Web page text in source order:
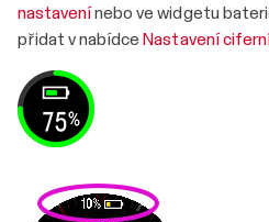
nastavenínebo ve widgetu
přidat v nabídce Nastavení